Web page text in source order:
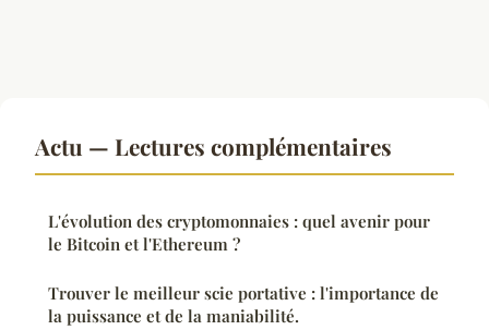
Actu — Lectures complémentaires
L'évolution des cryptomonnaies : quel avenir pour
le Bitcoin et l'Ethereum ?
Trouver le meilleur scie portative : l'importance de
la puissance et de la maniabilité.